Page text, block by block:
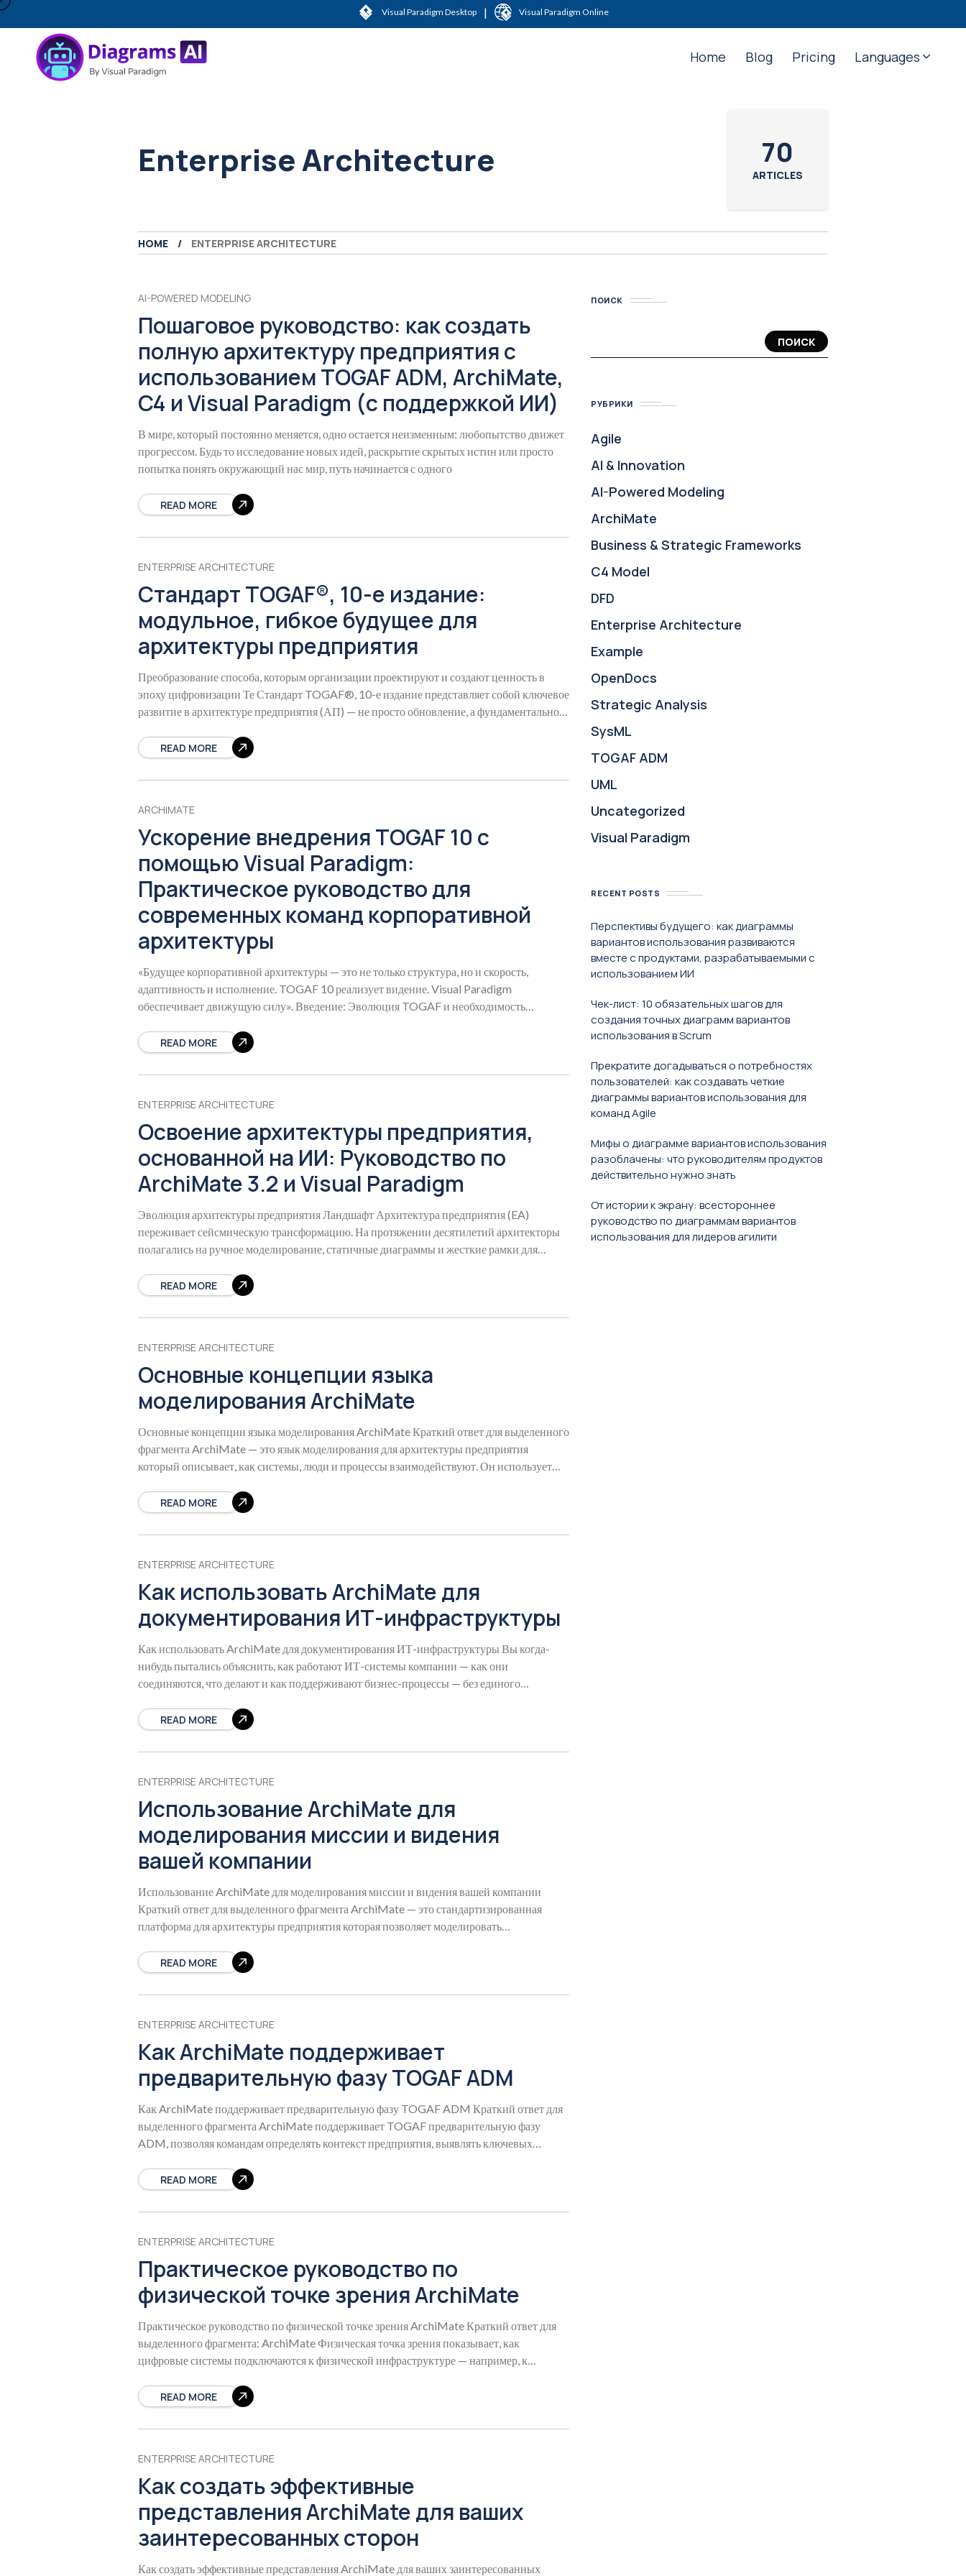
Visual Paradigm Desktop | Visual Paradigm Online
Home Blog Pricing Languages
Enterprise Architecture 70
ARTICLES
HOME ENTERPRISE ARCHITECTURE
AI-POWERED MODELING
Пошаговое руководство: как создать
полную архитектуру предприятия с
использованием TOGAF ADM, ArchiMate,
C4 и Visual Paradigm (с поддержкой ИИ)
В мире, который постоянно меняется, одно остается неизменным: любопытство движет
прогрессом. Будь то исследование новых идей, раскрытие скрытых истин или просто
попытка понять окружающий нас мир, путь начинается с одного
READ MORE
ENTERPRISE ARCHITECTURE
Стандарт TOGAF®, 10-е издание:
модульное, гибкое будущее для
архитектуры предприятия
Преобразование способа, которым организации проектируют и создают ценность в
эпоху цифровизации Те Стандарт TOGAF®, 10-е издание представляет собой ключевое
развитие в архитектуре предприятия (АП) — не просто обновление, а фундаментальное
READ MORE
ARCHIMATE
Ускорение внедрения TOGAF 10 с
помощью Visual Paradigm:
Практическое руководство для
современных команд корпоративной
архитектуры
«Будущее корпоративной архитектуры — это не только структура, но и скорость,
адаптивность и исполнение. TOGAF 10 реализует видение. Visual Paradigm
обеспечивает движущую силу». Введение: Эволюция TOGAF и необходимость
READ MORE
ENTERPRISE ARCHITECTURE
Освоение архитектуры предприятия,
основанной на ИИ: Руководство по
ArchiMate 3.2 и Visual Paradigm
Эволюция архитектуры предприятия Ландшафт Архитектура предприятия (EA)
переживает сейсмическую трансформацию. На протяжении десятилетий архитекторы
полагались на ручное моделирование, статичные диаграммы и жесткие рамки для
READ MORE
ENTERPRISE ARCHITECTURE
Основные концепции языка
моделирования ArchiMate
Основные концепции языка моделирования ArchiMate Краткий ответ для выделенного
фрагмента ArchiMate — это язык моделирования для архитектуры предприятия
который описывает, как системы, люди и процессы взаимодействуют. Он использует
READ MORE
ENTERPRISE ARCHITECTURE
Как использовать ArchiMate для
документирования ИТ-инфраструктуры
Как использовать ArchiMate для документирования ИТ-инфраструктуры Вы когда-
нибудь пытались объяснить, как работают ИТ-системы компании — как они
соединяются, что делают и как поддерживают бизнес-процессы — без единого
READ MORE
ENTERPRISE ARCHITECTURE
Использование ArchiMate для
моделирования миссии и видения
вашей компании
Использование ArchiMate для моделирования миссии и видения вашей компании
Краткий ответ для выделенного фрагмента ArchiMate — это стандартизированная
платформа для архитектуры предприятия которая позволяет моделировать
READ MORE
ENTERPRISE ARCHITECTURE
Как ArchiMate поддерживает
предварительную фазу TOGAF ADM
Как ArchiMate поддерживает предварительную фазу TOGAF ADM Краткий ответ для
выделенного фрагмента ArchiMate поддерживает TOGAF предварительную фазу
ADM, позволяя командам определять контекст предприятия, выявлять ключевых
READ MORE
ENTERPRISE ARCHITECTURE
Практическое руководство по
физической точке зрения ArchiMate
Практическое руководство по физической точке зрения ArchiMate Краткий ответ для
выделенного фрагмента: ArchiMate Физическая точка зрения показывает, как
цифровые системы подключаются к физической инфраструктуре — например, к
READ MORE
ENTERPRISE ARCHITECTURE
Как создать эффективные
представления ArchiMate для ваших
заинтересованных сторон
Как создать эффективные представления ArchiMate для ваших заинтересованных
ПОИСК
ПОИСК
РУБРИКИ
Agile
AI & Innovation
AI-Powered Modeling
ArchiMate
Business & Strategic Frameworks
C4 Model
DFD
Enterprise Architecture
Example
OpenDocs
Strategic Analysis
SysML
TOGAF ADM
UML
Uncategorized
Visual Paradigm
RECENT POSTS
Перспективы будущего: как диаграммы
вариантов использования развиваются
вместе с продуктами, разрабатываемыми с
использованием ИИ
Чек-лист: 10 обязательных шагов для
создания точных диаграмм вариантов
использования в Scrum
Прекратите догадываться о потребностях
пользователей: как создавать четкие
диаграммы вариантов использования для
команд Agile
Мифы о диаграмме вариантов использования
разоблачены: что руководителям продуктов
действительно нужно знать
От истории к экрану: всестороннее
руководство по диаграммам вариантов
использования для лидеров агилити